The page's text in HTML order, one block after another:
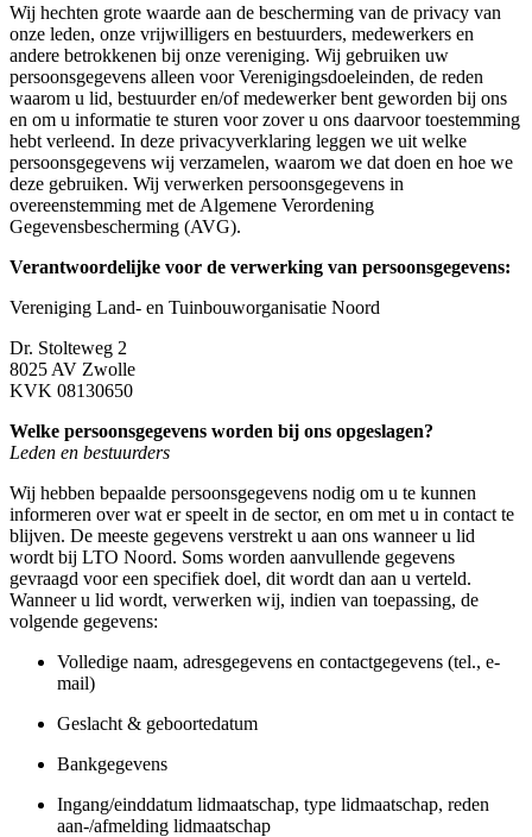
Wij hechten grote waarde aan de bescherming van de privacy van
onze leden, onze vrijwilligers en bestuurders, medewerkers en
andere betrokkenen bij onze vereniging. Wij gebruiken uw
persoonsgegevens alleen voor Verenigingsdoeleinden, de reden
waarom u lid, bestuurder en/of medewerker bent geworden bij ons
en om u informatie te sturen voor zover u ons daarvoor toestemming
hebt verleend. In deze privacyverklaring leggen we uit welke
persoonsgegevens wij verzamelen, waarom we dat doen en hoe we
deze gebruiken. Wij verwerken persoonsgegevens in
overeenstemming met de Algemene Verordening
Gegevensbescherming (AVG).
Verantwoordelijke voor de verwerking van persoonsgegevens:
Vereniging Land- en Tuinbouworganisatie Noord
Dr. Stolteweg 2
8025 AV Zwolle
KVK 08130650
Welke persoonsgegevens worden bij ons opgeslagen?
Leden en bestuurders
Wij hebben bepaalde persoonsgegevens nodig om u te kunnen
informeren over wat er speelt in de sector, en om met u in contact te
blijven. De meeste gegevens verstrekt u aan ons wanneer u lid
wordt bij LTO Noord. Soms worden aanvullende gegevens
gevraagd voor een specifiek doel, dit wordt dan aan u verteld.
Wanneer u lid wordt, verwerken wij, indien van toepassing, de
volgende gegevens:
Volledige naam, adresgegevens en contactgegevens (tel., e-
mail)
Geslacht & geboortedatum
Bankgegevens
Ingang/einddatum lidmaatschap, type lidmaatschap, reden
aan-/afmelding lidmaatschap